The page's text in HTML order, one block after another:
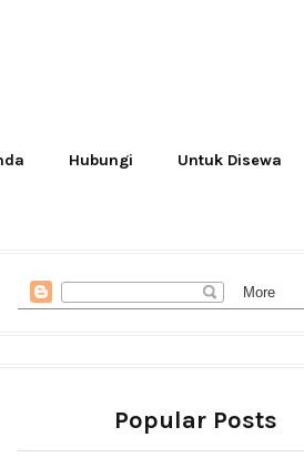
Hubungi Untuk Disewa
Popular Posts